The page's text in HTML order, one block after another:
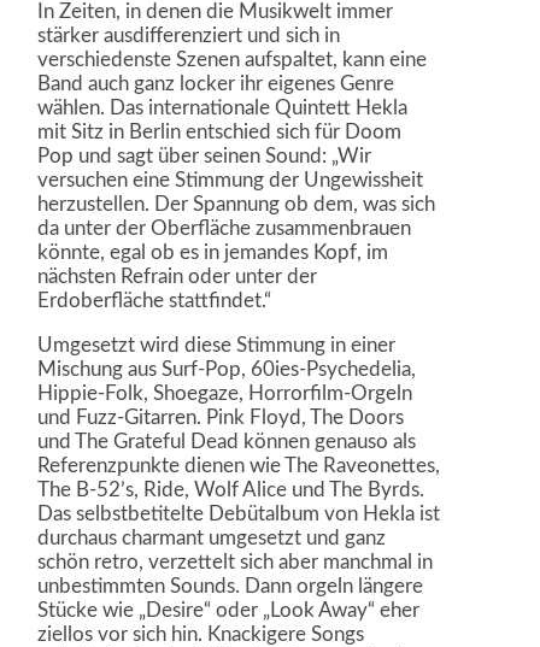
In Zeiten, in denen die Musikwelt immer
stärker ausdifferenziert und sich in
verschiedenste Szenen aufspaltet, kann eine
Band auch ganz locker ihr eigenes Genre
wählen. Das internationale Quintett Hekla
mit Sitz in Berlin entschied sich für Doom
Pop und sagt über seinen Sound: „Wir
versuchen eine Stimmung der Ungewissheit
herzustellen. Der Spannung ob dem, was sich
da unter der Oberfläche zusammenbrauen
könnte, egal ob es in jemandes Kopf, im
nächsten Refrain oder unter der
Erdoberfläche stattfindet.“
Umgesetzt wird diese Stimmung in einer
Mischung aus Surf-Pop, 60ies-Psychedelia,
Hippie-Folk, Shoegaze, Horrorfilm-Orgeln
und Fuzz-Gitarren. Pink Floyd, The Doors
und The Grateful Dead können genauso als
Referenzpunkte dienen wie The Raveonettes,
The B-52’s, Ride, Wolf Alice und The Byrds.
Das selbstbetitelte Debütalbum von Hekla ist
durchaus charmant umgesetzt und ganz
schön retro, verzettelt sich aber manchmal in
unbestimmten Sounds. Dann orgeln längere
Stücke wie „Desire“ oder „Look Away“ eher
ziellos vor sich hin. Knackigere Songs